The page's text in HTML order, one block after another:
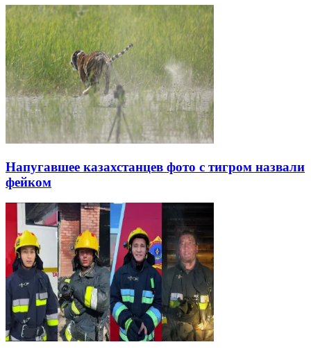
Напугавшее казахстанцев фото с тигром назвали
фейком